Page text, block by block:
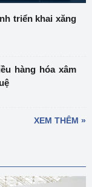
triển khai xăng
hàng hóa xâm
XEM THÊM »